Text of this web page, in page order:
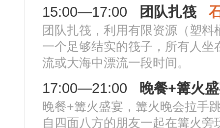
15:00—17:00 团队扎筏
团队扎筏，利用有限资源（塑
一个足够结实的筏子，所有人坐
流或大海中漂流一段时间。
17:00—21:00 晚餐+篝火
晚餐+篝火盛宴，篝火晚会拉手
自四面八方的朋友一起在篝火